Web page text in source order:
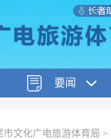
要闻
市文化广电旅游体育局 >